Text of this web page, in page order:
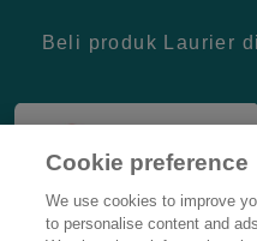
Beli produk Laurier
Cookie preference
We use cookies to improve
to personalise content and